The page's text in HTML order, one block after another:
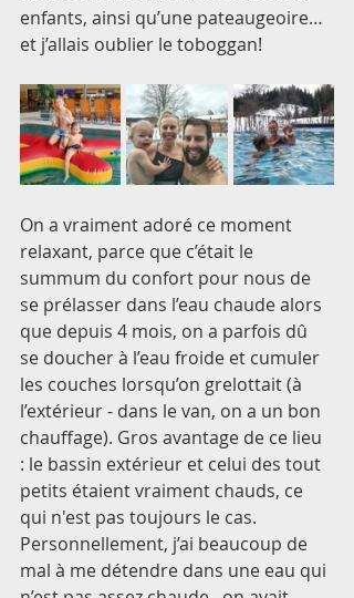
enfants, ainsi qu’une pateaugeoire…
et j’allais oublier le toboggan!
On a vraiment adoré ce moment
relaxant, parce que c’était le
summum du confort pour nous de
se prélasser dans l’eau chaude alors
que depuis 4 mois, on a parfois dû
se doucher à l’eau froide et cumuler
les couches lorsqu’on grelottait (à
l’extérieur - dans le van, on a un bon
chauffage). Gros avantage de ce lieu
: le bassin extérieur et celui des tout
petits étaient vraiment chauds, ce
qui n'est pas toujours le cas.
Personnellement, j’ai beaucoup de
mal à me détendre dans une eau qui